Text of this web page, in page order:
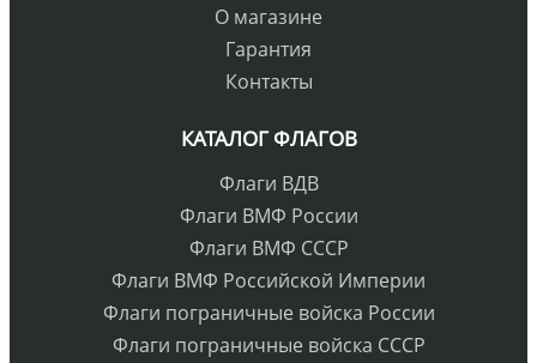
О магазине
Гарантия
Контакты
КАТАЛОГ ФЛАГОВ
Флаги ВДВ
Флаги ВМФ России
Флаги ВМФ СССР
Флаги ВМФ Российской Империи
Флаги пограничные войска России
Флаги пограничные войска СССР